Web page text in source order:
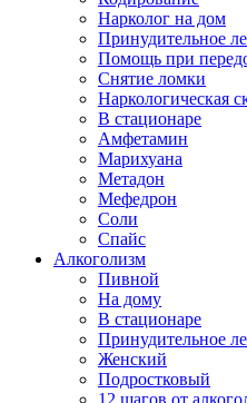
Нарколог на дом
Принудительное
Помощь при
Снятие ломки
Наркологическая
В стационаре
Амфетамин
Марихуана
Метадон
Мефедрон
Соли
Спайс
Алкоголизм
Пивной
На дому
В стационаре
Принудительное
Женский
Подростковый
12 шагов от